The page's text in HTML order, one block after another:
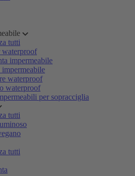
tutti
waterproof
impermeabile
impermeabile
waterproof
waterproof
per sopracciglia
tutti
tutti